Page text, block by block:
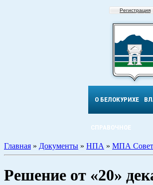
Регистрация
О БЕЛОКУРИХЕ
СПРАВОЧНОЕ
Главная » Документы » НПА » МПА
Решение от «20»